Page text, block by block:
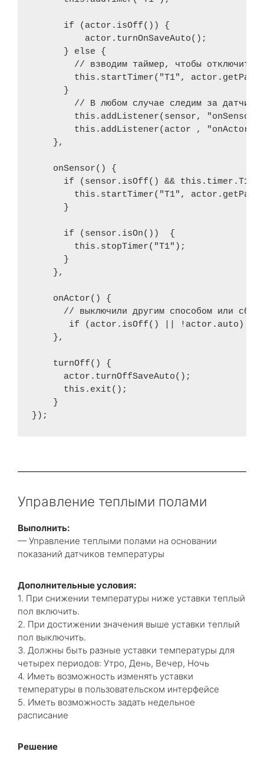
      if (actor.isOff()) {
          actor.turnOnSaveAuto();
      } else {
        // взводим таймер, чтобы отключить
this.startTimer("T1",
      }
// В любом случае следим за
this.addListener(sensor,
this.addListener(actor ,
    },
    onSensor() {
if (sensor.isOff() && this.timer.T1
this.startTimer("T1",
      }
      if (sensor.isOn())  {
        this.stopTimer("T1");
      }
    },
    onActor() {
// выключили другим способом или
if (actor.isOff() || !actor.auto)
    },
    turnOff() {
      actor.turnOffSaveAuto();
      this.exit();
    }
Управление теплыми полами
Выполнить:
— Управление теплыми полами на основании
показаний датчиков температуры
Дополнительные условия:
1. При снижении температуры ниже уставки теплый
пол включить.
2. При достижении значения выше уставки теплый
пол выключить.
3. Должны быть разные уставки температуры для
четырех периодов: Утро, День, Вечер, Ночь
4. Иметь возможность изменять уставки
температуры в пользовательском интерфейсе
5. Иметь возможность задать недельное
расписание
Решение